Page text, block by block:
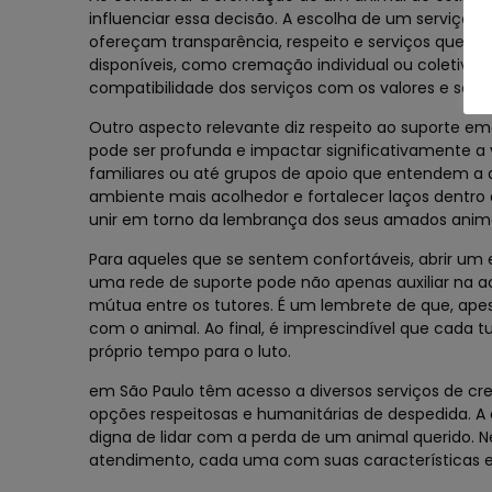
influenciar essa decisão. A escolha de um serviço
ofereçam transparência, respeito e serviços que
disponíveis, como cremação individual ou
compatibilidade dos serviços com os valores e
Outro aspecto relevante diz respeito ao suporte
pode ser profunda e impactar significativamente a
familiares ou até grupos de apoio que entendem a
ambiente mais acolhedor e fortalecer laços dentro
unir em torno da lembrança dos seus amados
Para aqueles que se sentem confortáveis, abrir
uma rede de suporte pode não apenas auxiliar na
mútua entre os tutores. É um lembrete de que,
com o animal. Ao final, é imprescindível que cada
próprio tempo para o luto.
em São Paulo têm acesso a diversos serviços de
opções respeitosas e humanitárias de despedida.
digna de lidar com a perda de um animal querido.
atendimento, cada uma com suas características